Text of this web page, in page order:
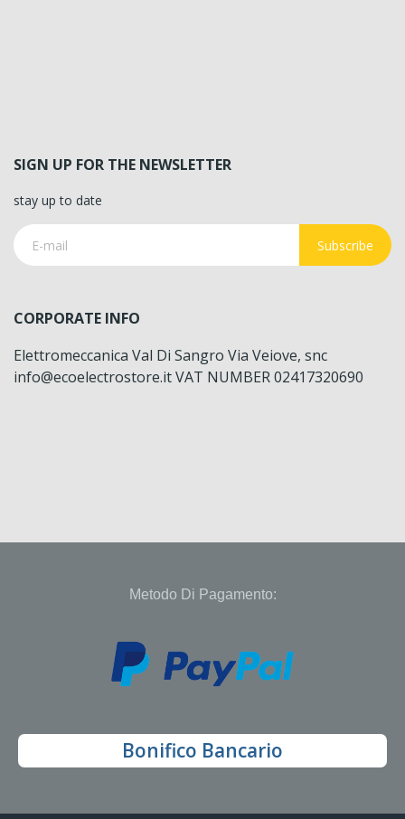
SIGN UP FOR THE NEWSLETTER
stay up to date
Subscribe
CORPORATE INFO
Elettromeccanica Val Di Sangro Via Veiove, snc
info@ecoelectrostore.it VAT NUMBER 02417320690
Metodo Di Pagamento:
Bonifico Bancario